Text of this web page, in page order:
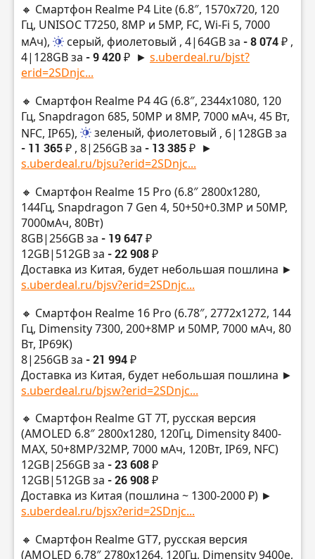
🔸 Смартфон Realme P4 Lite (6.8″, 1570х720, 120
Гц, UNISOC T7250, 8MP и 5MP, FC, Wi-Fi 5, 7000
мАч),
серый, фиолетовый , 4|64GB за - 8 074 ₽ ,
4|128GB за - 9 420 ₽ ► s.uberdeal.ru/bjst?
erid=2SDnjc...
🔸 Смартфон Realme P4 4G (6.8″, 2344х1080, 120
Гц, Snapdragon 685, 50MP и 8MP, 7000 мАч, 45 Вт,
NFC, IP65),
зеленый, фиолетовый , 6|128GB за
- 11 365 ₽ , 8|256GB за - 13 385 ₽ ►
s.uberdeal.ru/bjsu?erid=2SDnjc...
🔸 Смартфон Realme 15 Pro (6.8″ 2800х1280,
144Гц, Snapdragon 7 Gen 4, 50+50+0.3MP и 50MP,
7000мАч, 80Вт)
8GB|256GB за - 19 647 ₽
12GB|512GB за - 22 908 ₽
Доставка из Китая, будет небольшая пошлина ►
s.uberdeal.ru/bjsv?erid=2SDnjc...
🔸 Смартфон Realme 16 Pro (6.78″, 2772х1272, 144
Гц, Dimensity 7300, 200+8MP и 50MP, 7000 мАч, 80
Вт, IP69K)
8|256GB за - 21 994 ₽
Доставка из Китая, будет небольшая пошлина ►
s.uberdeal.ru/bjsw?erid=2SDnjc...
🔸 Смартфон Realme GT 7T, русская версия
(AMOLED 6.8″ 2800х1280, 120Гц, Dimensity 8400-
MAX, 50+8MP/32МР, 7000 мАч, 120Вт, IP69, NFC)
12GB|256GB за - 23 608 ₽
12GB|512GB за - 26 908 ₽
Доставка из Китая (пошлина ~ 1300-2000 ₽) ►
s.uberdeal.ru/bjsx?erid=2SDnjc...
🔸 Смартфон Realme GT7, русская версия
(AMOLED 6.78″ 2780х1264, 120Гц, Dimensity 9400e,